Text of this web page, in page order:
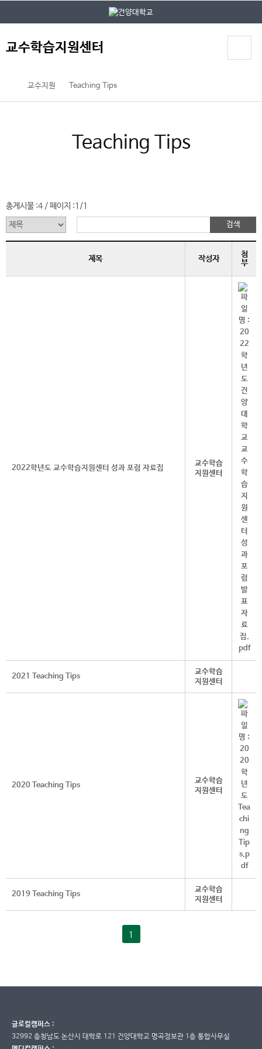
교수학습지원센터
교수지원 Teaching Tips
Teaching Tips
총게시물 :4 /페이지 :1/1
제목 작성자
첨
부
2022학년도 교수학습지원센터 성과 포럼 자료집
교수학습
지원센터
2021 Teaching Tips
교수학습
지원센터
2020 Teaching Tips
교수학습
지원센터
2019 Teaching Tips
교수학습
지원센터
1
글로컬캠퍼스 :
32992 충청남도 논산시 대학로 121 건양대학교 명곡정보관 1층 통합사무실